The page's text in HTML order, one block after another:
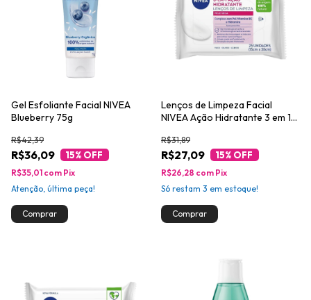
Gel Esfoliante Facial NIVEA
Blueberry 75g
R$36,09
R$42,39
15% OFF
R$35,01 com Pix
Atenção, última peça!
Lenços de Limpeza Facial
NIVEA Ação Hidratante 3 em 1
R$27,09
R$31,89
15% OFF
R$26,28 com Pix
Só restam 3 em estoque!